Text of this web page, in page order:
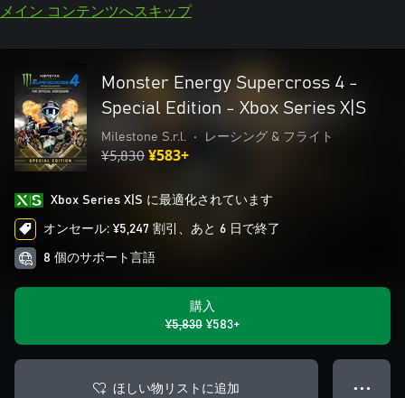
メイン コンテンツへスキップ
Monster Energy Supercross 4 -
Special Edition - Xbox Series X|S
Milestone S.r.l. • レーシング & フライト
¥5,830¥583+
Xbox Series X|S に最適化されています
オンセール: ¥5,247 割引、あと 6 日で終了
8 個のサポート言語
購入
¥5,830 ¥583+
ほしい物リストに追加 ● ● ●